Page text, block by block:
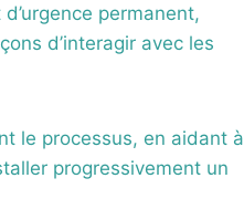
permanent,
d’interagir avec les
le processus, en aidant à
progressivement un